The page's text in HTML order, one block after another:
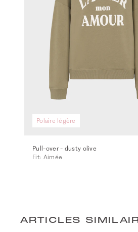
Polaire légère
Pull-over - dusty olive
Fit: Aimée
ARTICLES